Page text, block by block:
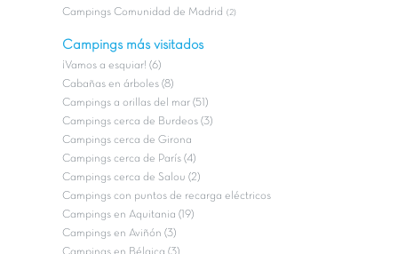
Campings Comunidad de Madrid (2)
Campings más visitados
¡Vamos a esquiar! (6)
Cabañas en árboles (8)
Campings a orillas del mar (51)
Campings cerca de Burdeos (3)
Campings cerca de Girona
Campings cerca de París (4)
Campings cerca de Salou (2)
Campings con puntos de recarga eléctricos
Campings en Aquitania (19)
Campings en Aviñón (3)